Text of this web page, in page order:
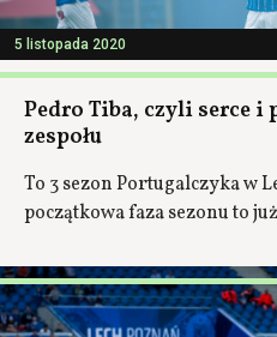
5 listopada 2020
Pedro Tiba, czyli serce i
zespołu
To 3 sezon Portugalczyka w
początkowa faza sezonu to